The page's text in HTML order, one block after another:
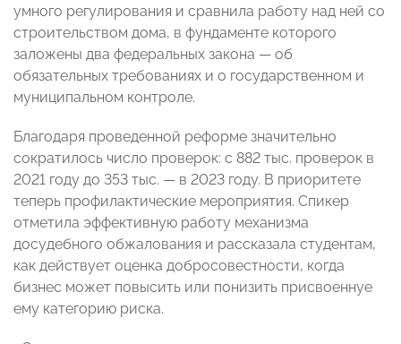
умного регулирования и сравнила работу над ней со
строительством дома, в фундаменте которого
заложены два федеральных закона — об
обязательных требованиях и о государственном и
муниципальном контроле.
Благодаря проведенной реформе значительно
сократилось число проверок: с 882 тыс. проверок в
2021 году до 353 тыс. — в 2023 году. В приоритете
теперь профилактические мероприятия. Спикер
отметила эффективную работу механизма
досудебного обжалования и рассказала студентам,
как действует оценка добросовестности, когда
бизнес может повысить или понизить присвоеннуе
ему категорию риска.